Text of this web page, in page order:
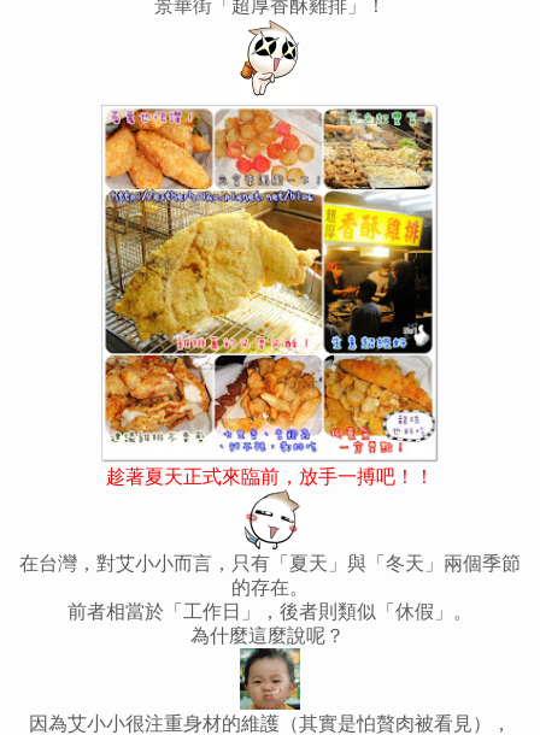
景華街「超厚香酥雞排」！
趁著夏天正式來臨前，放手一搏吧！！
在台灣，對艾小小而言，只有「夏天」與「冬天」兩個季節
的存在。
前者相當於「工作日」，後者則類似「休假」。
為什麼這麼說呢？
因為艾小小很注重身材的維護（其實是怕贅肉被看見），